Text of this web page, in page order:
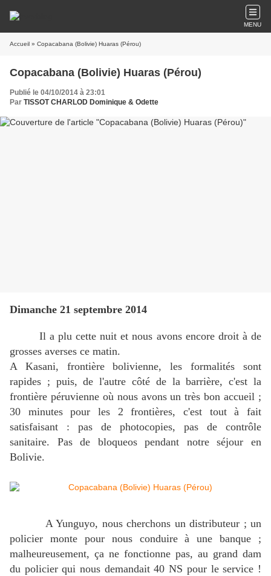
MENU
Accueil » Copacabana (Bolivie) Huaras (Pérou)
Copacabana (Bolivie) Huaras (Pérou)
Publié le 04/10/2014 à 23:01
Par TISSOT CHARLOD Dominique & Odette
Dimanche 21 septembre 2014
Il a plu cette nuit et nous avons encore droit à de
grosses averses ce matin.
A Kasani, frontière bolivienne, les formalités sont
rapides ; puis, de l'autre côté de la barrière, c'est la
frontière péruvienne où nous avons un très bon accueil ;
30 minutes pour les 2 frontières, c'est tout à fait
satisfaisant : pas de photocopies, pas de contrôle
sanitaire. Pas de bloqueos pendant notre séjour en
Bolivie.
A Yunguyo, nous cherchons un distributeur ; un
policier monte pour nous conduire à une banque ;
malheureusement, ça ne fonctionne pas, au grand dam
du policier qui nous demandait 40 NS pour le service !